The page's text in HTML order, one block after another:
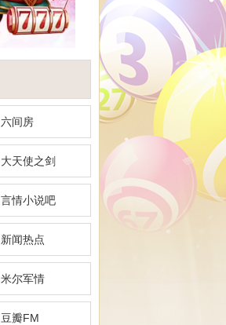
六间房
大天使之剑
言情小说吧
新闻热点
米尔军情
豆瓣FM